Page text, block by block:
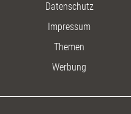
Datenschutz
Impressum
Themen
Werbung